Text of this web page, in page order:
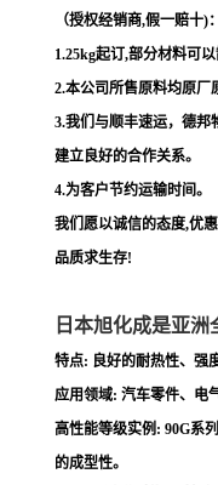
（授权经销商,假一赔十
1.25kg起订,部分材料可以
2.本公司所售原料均原厂
3.我们与顺丰速运，德邦
建立良好的合作关系。
4.为客户节约运输时间。
我们愿以诚信的态度,优
品质求生存!
日本旭化成是亚洲
特点: 良好的耐热性、强
应用领域: 汽车零件、电
高性能等级实例: 90G系
的成型性。